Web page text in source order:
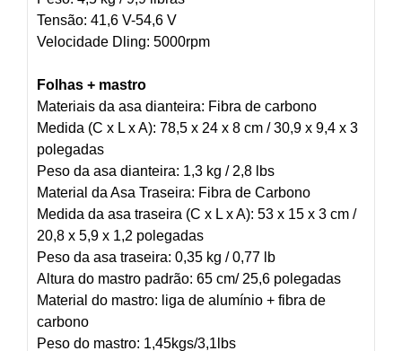
Tensão: 41,6 V-54,6 V
Velocidade Dling: 5000rpm
Folhas + mastro
Materiais da asa dianteira: Fibra de carbono
Medida (C x L x A): 78,5 x 24 x 8 cm / 30,9 x 9,4 x 3
polegadas
Peso da asa dianteira: 1,3 kg / 2,8 lbs
Material da Asa Traseira: Fibra de Carbono
Medida da asa traseira (C x L x A): 53 x 15 x 3 cm /
20,8 x 5,9 x 1,2 polegadas
Peso da asa traseira: 0,35 kg / 0,77 lb
Altura do mastro padrão: 65 cm/ 25,6 polegadas
Material do mastro: liga de alumínio + fibra de
carbono
Peso do mastro: 1,45kgs/3,1lbs